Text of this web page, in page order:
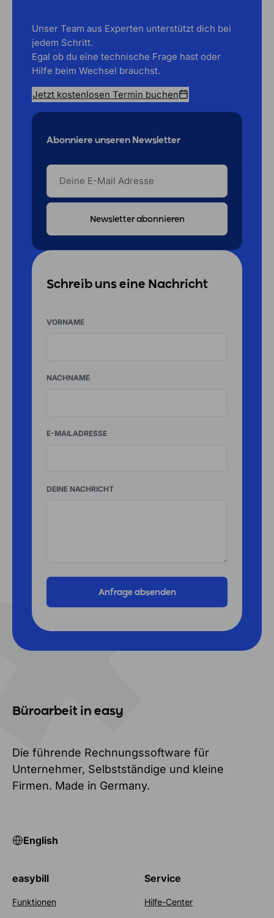
Unser Team aus Experten unterstützt dich bei
jedem Schritt.
Egal ob du eine technische Frage hast oder
Hilfe beim Wechsel brauchst.
Jetzt kostenlosen Termin buchen
Abonniere unseren Newsletter
DEINE
MAIL
ADRESSE
Schreib uns eine Nachricht
VORNAME
NACHNAME
E-MAILADRESSE
DEINE NACHRICHT
Büroarbeit in easy
Die führende Rechnungssoftware für
Unternehmer, Selbstständige und kleine
Firmen. Made in Germany.
English
easybill
Funktionen
Service
Hilfe-Center